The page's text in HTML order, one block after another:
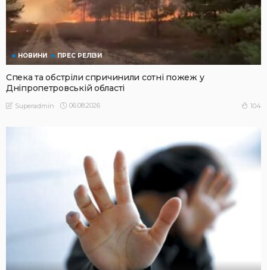
НОВИНИ ПРЕС РЕЛІЗИ
Спека та обстріли спричинили сотні пожеж у
Дніпропетровській області
Superadmin 06.08.2026 104